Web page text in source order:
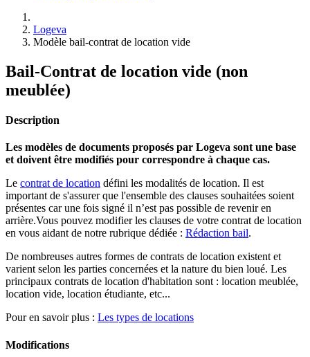
Logeva
Modèle bail-contrat de location vide
Bail-Contrat de location vide (non
meublée)
Description
Les modèles de documents proposés par Logeva sont une base
et doivent être modifiés pour correspondre à chaque cas.
Le contrat de location défini les modalités de location. Il est
important de s'assurer que l'ensemble des clauses souhaitées soient
présentes car une fois signé il n’est pas possible de revenir en
arrière.Vous pouvez modifier les clauses de votre contrat de location
en vous aidant de notre rubrique dédiée : Rédaction bail.
De nombreuses autres formes de contrats de location existent et
varient selon les parties concernées et la nature du bien loué. Les
principaux contrats de location d'habitation sont : location meublée,
location vide, location étudiante, etc...
Pour en savoir plus : Les types de locations
Modifications